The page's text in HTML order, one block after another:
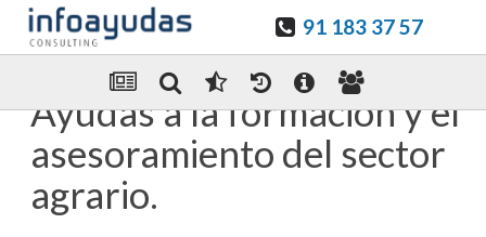
91 183 37 57
Enviar Por email
Ayudas a la formación y el
asesoramiento del sector
agrario.